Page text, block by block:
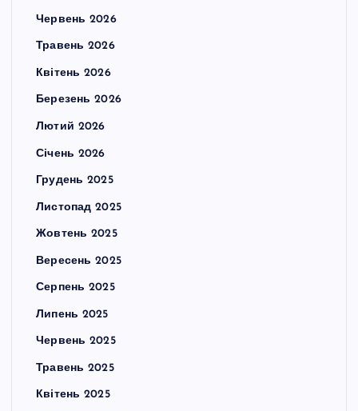
Червень 2026
Травень 2026
Квітень 2026
Березень 2026
Лютий 2026
Січень 2026
Грудень 2025
Листопад 2025
Жовтень 2025
Вересень 2025
Серпень 2025
Липень 2025
Червень 2025
Травень 2025
Квітень 2025